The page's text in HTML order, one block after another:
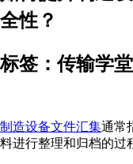
全性？
标签：传输学
制造设备文件汇集通常
料进行整理和归档的过